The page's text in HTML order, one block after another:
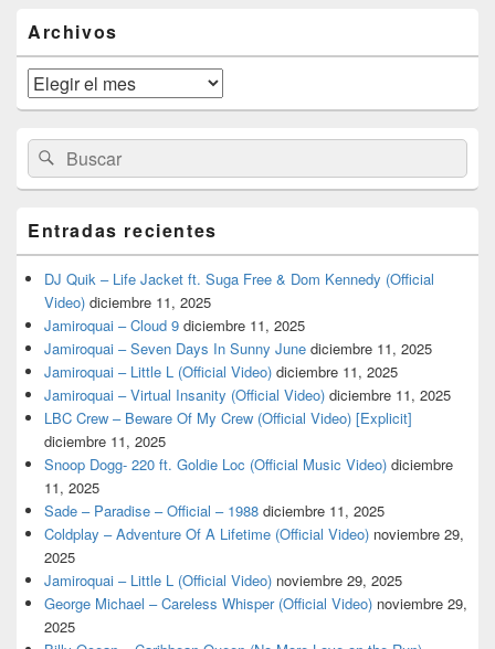
área
de
widget
barra
lateral
primaria
Archivos
Archivos
Buscar
por:
Buscar
Entradas recientes
DJ Quik – Life Jacket ft. Suga Free & Dom Kennedy (Official
Video) diciembre 11, 2025
Jamiroquai – Cloud 9 diciembre 11, 2025
Jamiroquai – Seven Days In Sunny June diciembre 11, 2025
Jamiroquai – Little L (Official Video) diciembre 11, 2025
Jamiroquai – Virtual Insanity (Official Video) diciembre 11, 2025
LBC Crew – Beware Of My Crew (Official Video) [Explicit]
diciembre 11, 2025
Snoop Dogg- 220 ft. Goldie Loc (Official Music Video) diciembre
11, 2025
Sade – Paradise – Official – 1988 diciembre 11, 2025
Coldplay – Adventure Of A Lifetime (Official Video) noviembre 29,
2025
Jamiroquai – Little L (Official Video) noviembre 29, 2025
George Michael – Careless Whisper (Official Video) noviembre 29,
2025